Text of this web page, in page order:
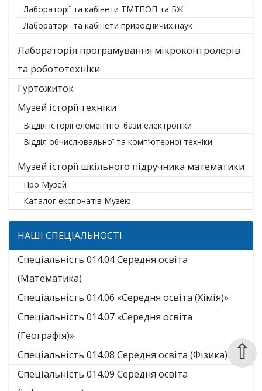
Лабораторії та кабінети ТМТПОП та БЖ
Лабораторії та кабінети природничих наук
Лабораторія програмування мікроконтролерів
та робототехніки
Гуртожиток
Музей історії техніки
Відділ історії елементної бази електроніки
Відділ обчислювальної та комп’ютерної техніки
Музей історії шкільного підручника математики
Про Музей
Каталог експонатів Музею
НАШІ СПЕЦІАЛЬНОСТІ
Спеціальність 014.04 Середня освіта
(Математика)
Спеціальність 014.06 «Середня освіта (Хімія)»
Спеціальність 014.07 «Середня освіта
(Географія)»
Спеціальність 014.08 Середня освіта (Фізика)
Спеціальність 014.09 Середня освіта
⇧